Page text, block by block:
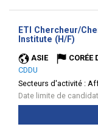
ETI Chercheur/
Institute (H/F)
ASIE CORÉE
CDDU
Secteurs d'activité :
Date limite de